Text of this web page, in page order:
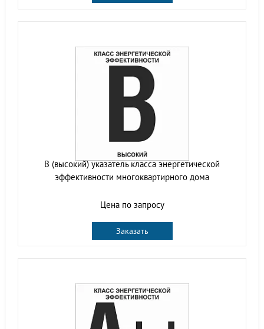
B (высокий) указатель класса энергетической
эффективности многоквартирного дома
Цена по запросу
Заказать